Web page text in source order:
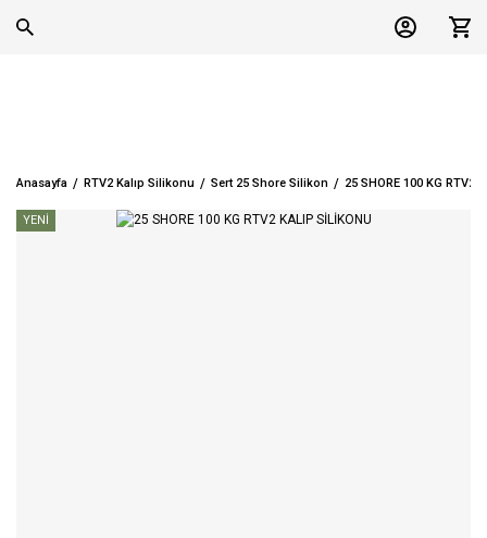
Anasayfa RTV2 Kalıp Silikonu Sert 25 Shore Silikon 25 SHORE 100 KG RTV2
YENİ